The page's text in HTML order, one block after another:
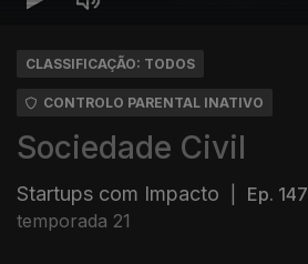
CLASSIFICAÇÃO: TODOS
CONTROLO PARENTAL INATIVO
Sociedade Civil
Startups com Impacto Ep. 147
temporada 21